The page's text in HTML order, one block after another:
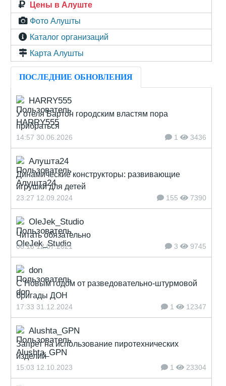
Цены в Алуште
Фото Алушты
Каталог организаций
Карта Алушты
ПОСЛЕДНИЕ ОБНОВЛЕНИЯ
HARRY555
У отеля Бартон городским властям пора
прибраться
14:57 30.06.2026 1 3436
Алушта24
Динамические конструкторы: развивающие
игрушки для детей
23:27 12.09.2024 155 7390
OleJek_Studio
Читать обязательно
08:18 12.07.2021 3 9745
don
С Новым годом от разведовательно-штурмовой
бригады ДОН
17:33 31.12.2024 1 12347
Alushta_GPN
Запрет на использование пиротехнических
изделий
15:03 12.10.2023 1 23304